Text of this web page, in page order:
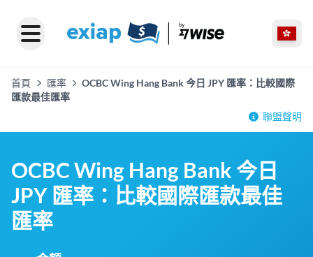
首頁 匯率
OCBC Wing Hang Bank 今日 JPY 匯率：比較國際
匯款最佳匯率
聯盟聲明
OCBC Wing Hang Bank 今日
JPY 匯率：比較國際匯款最佳
匯率